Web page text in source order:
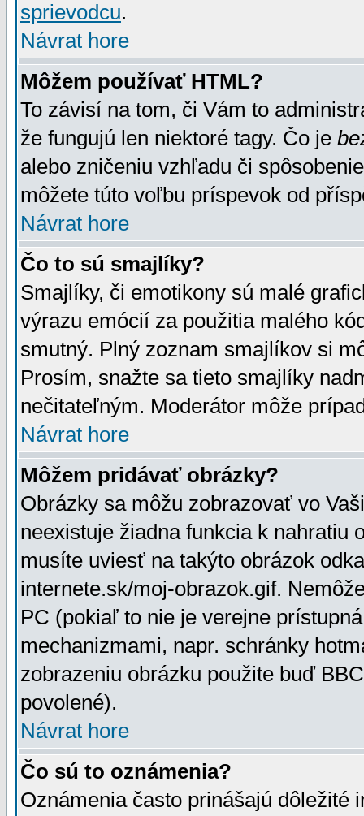
sprievodcu.
Návrat hore
Môžem používať HTML?
To závisí na tom, či Vám to
že fungujú len niektoré tagy. Čo je
alebo zničeniu vzhľadu či
môžete túto voľbu príspevok od
Návrat hore
Čo to sú smajlíky?
Smajlíky, či emotikony sú malé
výrazu emócií za použitia malého
smutný. Plný zoznam smajlíkov si
Prosím, snažte sa tieto smajlíky
nečitateľným. Moderátor môže
Návrat hore
Môžem pridávať obrázky?
Obrázky sa môžu zobrazovať vo
neexistuje žiadna funkcia k nahratiu
musíte uviesť na takýto obrázok
internete.sk/moj-obrazok.gif.
PC (pokiaľ to nie je verejne
mechanizmami, napr. schránky
zobrazeniu obrázku použite buď
povolené).
Návrat hore
Čo sú to oznámenia?
Oznámenia často prinášajú dôležité